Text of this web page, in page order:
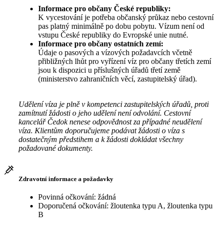
Informace pro občany České republiky:
K vycestování je potřeba občanský průkaz nebo cestovní
pas platný minimálně po dobu pobytu. Vízum není od
vstupu České republiky do Evropské unie nutné.
Informace pro občany ostatních zemí:
Údaje o pasových a vízových požadavcích včetně
přibližných lhůt pro vyřízení víz pro občany třetích zemí
jsou k dispozici u příslušných úřadů třetí země
(ministerstvo zahraničních věcí, zastupitelský úřad).
Udělení víza je plně v kompetenci zastupitelských úřadů, proti
zamítnutí žádosti o jeho udělení není odvolání. Cestovní
kancelář Čedok nenese odpovědnost za případné neudělení
víza. Klientům doporučujeme podávat žádosti o víza s
dostatečným předstihem a k žádosti dokládat všechny
požadované dokumenty.
Zdravotní informace a požadavky
Povinná očkování: žádná
Doporučená očkování: žloutenka typu A, žloutenka typu
B